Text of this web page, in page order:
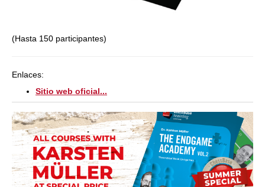
(Hasta 150 participantes)
Enlaces:
Sitio web oficial...